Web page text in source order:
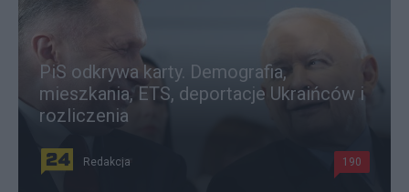
PiS odkrywa karty. Demografia,
mieszkania, ETS, deportacje Ukraińców i
rozliczenia
Redakcja 190